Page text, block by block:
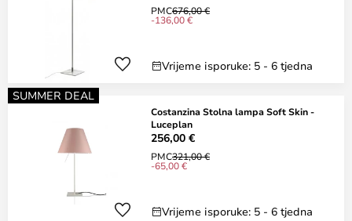
PMC676,00 €
-136,00 €
Vrijeme isporuke: 5 - 6 tjedna
SUMMER DEAL
Costanzina Stolna lampa Soft Skin -
Luceplan
256,00 €
PMC321,00 €
-65,00 €
Vrijeme isporuke: 5 - 6 tjedna